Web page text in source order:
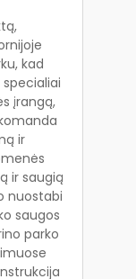
kad
įrangą,
ir
ir saugią
nuostabi
saugos
parko